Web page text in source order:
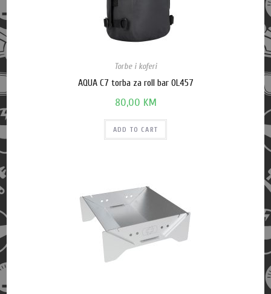
Torbe i koferi
AQUA C7 torba za roll bar OL457
80,00 KM
ADD TO CART